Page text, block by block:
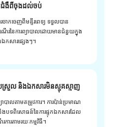
កជំងឺពីចុងដល់ចប់
ាកចេញពីមន្ទីរពេទ្យ ទទួលបាន
ើរនៃការព្យាបាលដោយមានជំនួយក្នុង
កសារផ្សេងៗ។
យស្រួល និងឯកសារមិនស្មុគស្មាញ
បាលតាមតម្រូវការ។ ការប៉ាន់ប្រមាណ
បទពិសោធន៍នៃការផ្ទុកឯកសារដែល
ារតាមរយៈកម្មវិធី។